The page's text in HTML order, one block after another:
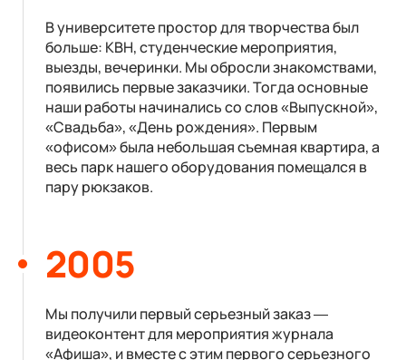
В университете простор для творчества был
больше: КВН, студенческие мероприятия,
выезды, вечеринки. Мы обросли знакомствами,
появились первые заказчики. Тогда основные
наши работы начинались со слов «Выпускной»,
«Свадьба», «День рождения». Первым
«офисом» была небольшая съемная квартира, а
весь парк нашего оборудования помещался в
пару рюкзаков.
2005
Мы получили первый серьезный заказ —
видеоконтент для мероприятия журнала
«Афиша», и вместе с этим первого серьезного